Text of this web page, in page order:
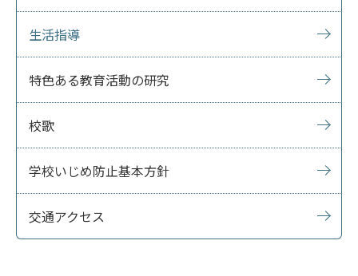
生活指導
特色ある教育活動の研究
校歌
学校いじめ防止基本方針
交通アクセス